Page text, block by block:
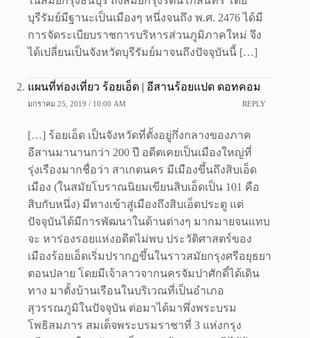
บุรีรัมย์มีฐานะเป็นเมืองๆ หนึ่งจนถึง พ.ศ. 2476 ได้มี
การจัดระเบียบราชการบริหารส่วนภูมิภาคใหม่ จึง
ได้เปลี่ยนเป็นจังหวัดบุรีรัมย์มาจนถึงปัจจุบันนี้ […]
แผนที่ท่องเที่ยว ร้อยเอ็ด | อีสานร้อยแปด ดอทคอม
มกราคม 25, 2019 / 10:00 AM REPLY
[…] ร้อยเอ็ด เป็นจังหวัดที่ตั้งอยู่กึ่งกลางของภาค
อีสานมานานกว่า 200 ปี อดีตเคยเป็นเมืองใหญ่ที่
รุ่งเรืองมากชื่อว่า สาเกตนคร มีเมืองขึ้นถึงสิบเอ็ด
เมือง (ในสมัยโบราณนิยมเขียนสิบเอ็ดเป็น 101 คือ
สิบกับหนึ่ง) มีทางเข้าสู่เมืองถึงสิบเอ็ดประตู แต่
ปัจจุบันได้มีการพัฒนาในด้านต่างๆ มากมายจนแทบ
จะ หาร่องรอยแห่งอดีตไม่พบ ประวัติศาสตร์ของ
เมืองร้อยเอ็ดเริ่มปรากฏขึ้นในราวสมัยกรุงศรีอยุธยา
ตอนปลาย โดยมีเจ้าลาวจากนครจัมปาศักดิ์ได้เดิน
ทาง มาตั้งบ้านเรือนในบริเวณที่เป็นอำเภอ
สุวรรณภูมิในปัจจุบัน ต่อมาได้มาพึ่งพระบรม
โพธิสมภาร สมเด็จพระบรมราชาที่ 3 แห่งกรุง